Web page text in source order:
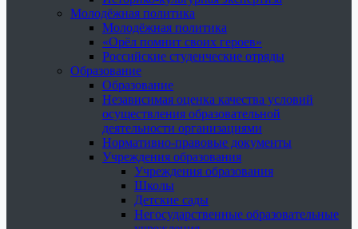
Молодёжная политика
Молодёжная политика
«Орёл помнит своих героев»
Российские студенческие отряды
Образование
Образование
Независимая оценка качества условий
осуществления образовательной
деятельности организациями
Нормативно-правовые документы
Учреждения образования
Учреждения образования
Школы
Детские сады
Негосударственные образовательные